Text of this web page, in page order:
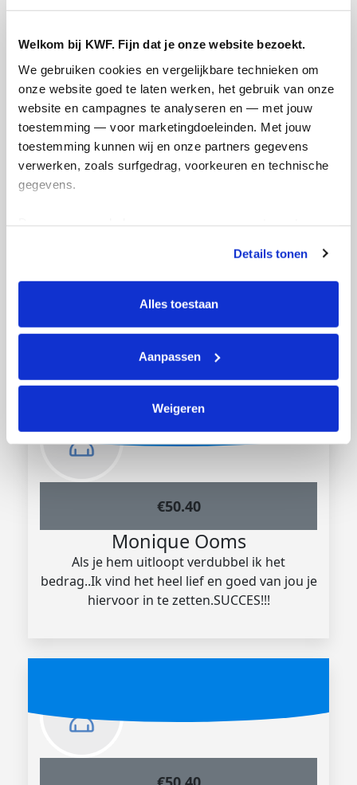
Welkom bij KWF. Fijn dat je onze website bezoekt.
We gebruiken cookies en vergelijkbare technieken om
onze website goed te laten werken, het gebruik van onze
website en campagnes te analyseren en — met jouw
toestemming — voor marketingdoeleinden. Met jouw
toestemming kunnen wij en onze partners gegevens
verwerken, zoals surfgedrag, voorkeuren en technische
gegevens.
tonen. Je kunt je toestemming op elk moment wijzigen of
intrekken via Cookie instellingen onderaan de pagina. De
lijst met cookies is te vinden in het tabblad “details”.
Details tonen
Alles toestaan
Aanpassen
Weigeren
€50.40
Tobias en Suus Klompmaker
Lieverd! Heerlijk maf ding... zooo lief en stoer
dat je dit doet! Op nog heel veel succes in
onderzoeken zodat ik nog heeeeel lang van
jullie kan genieten! ❤
€50.40
Anoniem
€50.40
Monique Ooms
Als je hem uitloopt verdubbel ik het
bedrag..Ik vind het heel lief en goed van jou je
hiervoor in te zetten.SUCCES!!!